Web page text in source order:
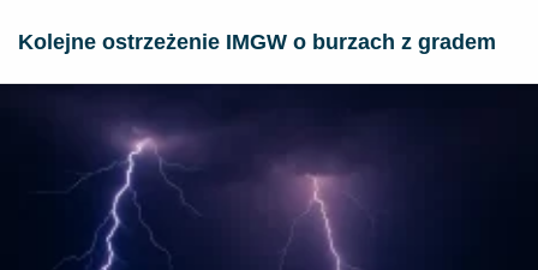
Kolejne ostrzeżenie IMGW o burzach z gradem